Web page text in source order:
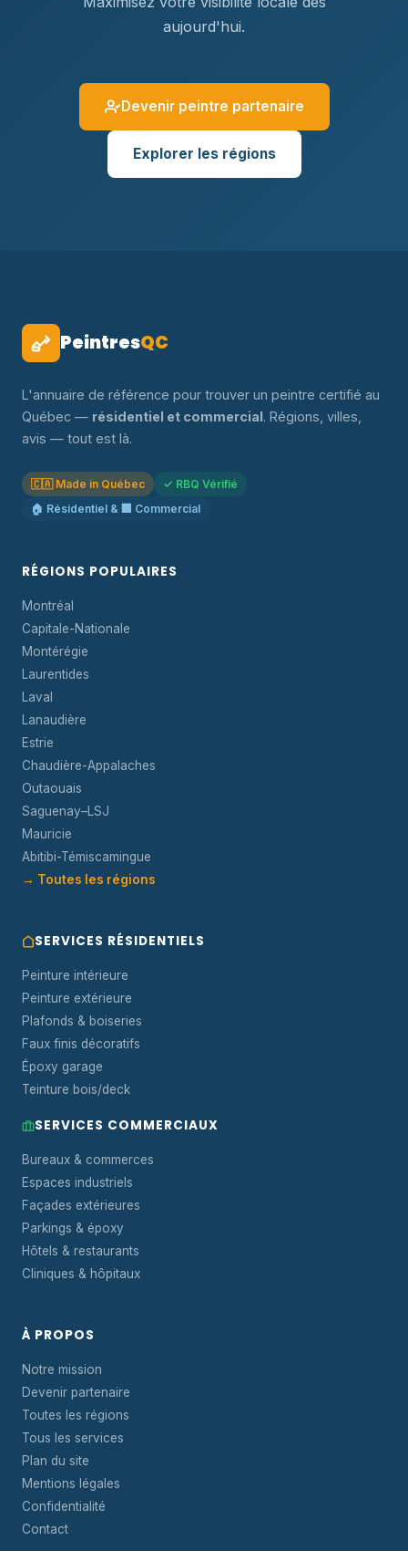
aujourd'hui.
Devenir peintre partenaire
Explorer les régions
PeintresQC
L'annuaire de référence pour trouver un peintre certifié au
Québec — résidentiel et commercial. Régions, villes,
avis — tout est là.
🇨🇦 Made in Québec
✓ RBQ Vérifié
🏠 Résidentiel & 🏢 Commercial
RÉGIONS POPULAIRES
Montréal
Capitale-Nationale
Montérégie
Laurentides
Laval
Lanaudière
Estrie
Chaudière-Appalaches
Outaouais
Saguenay–LSJ
Mauricie
Abitibi-Témiscamingue
→ Toutes les régions
SERVICES RÉSIDENTIELS
Peinture intérieure
Peinture extérieure
Plafonds & boiseries
Faux finis décoratifs
Époxy garage
Teinture bois/deck
SERVICES COMMERCIAUX
Bureaux & commerces
Espaces industriels
Façades extérieures
Parkings & époxy
Hôtels & restaurants
Cliniques & hôpitaux
À PROPOS
Notre mission
Devenir partenaire
Toutes les régions
Tous les services
Plan du site
Mentions légales
Confidentialité
Contact